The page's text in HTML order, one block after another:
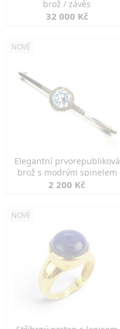
brož / závěs
32 000 Kč
NOVÉ
Elegantní prvorepubliková
brož s modrým spinelem
2 200 Kč
NOVÉ